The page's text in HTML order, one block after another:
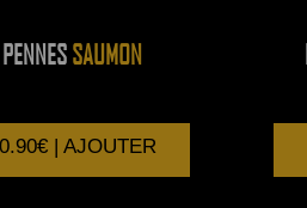
PENNESSAUMON
| AJOUTER